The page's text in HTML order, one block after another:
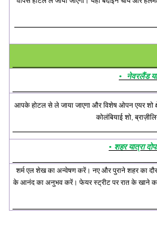
· नेवरलैंड
आपके होटल से ले जाया जाएगा और विशेष ओपन एयर शो
कोलंबियाई शो,
· शहर यात्रा
शर्म एल शेख का अन्वेषण करें। नए और पुराने शहर का
के आनंद का अनुभव करें। फेयर स्ट्रीट पर रात के खाने का